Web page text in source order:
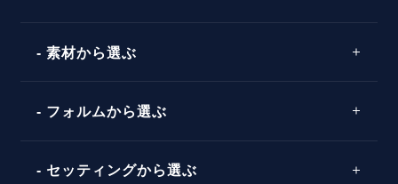
婚約指輪マッチング診断
タイミング
素材から選ぶ
フォルムから選ぶ
ストレートライン
セッティングから選ぶ